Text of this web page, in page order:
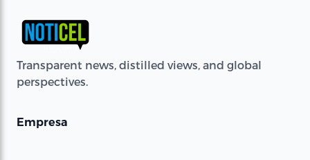
Transparent news, distilled views, and global
perspectives.
Empresa